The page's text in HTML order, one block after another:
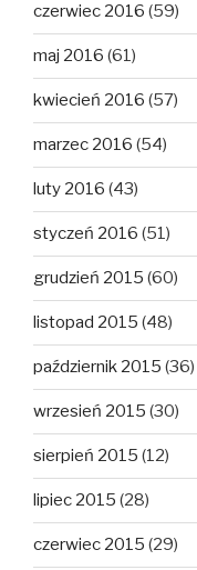
czerwiec 2016 (59)
maj 2016 (61)
kwiecień 2016 (57)
marzec 2016 (54)
luty 2016 (43)
styczeń 2016 (51)
grudzień 2015 (60)
listopad 2015 (48)
październik 2015 (36)
wrzesień 2015 (30)
sierpień 2015 (12)
lipiec 2015 (28)
czerwiec 2015 (29)